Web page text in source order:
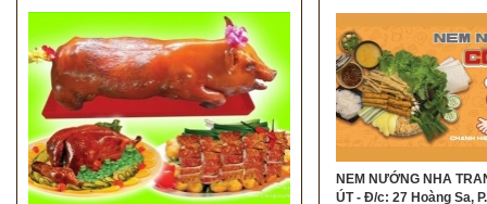
NEM NƯỚNG NHA
ÚT - Đ/c: 27 Hoàng Sa, P.